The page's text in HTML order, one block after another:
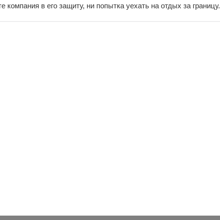
компания в его защиту, ни попытка уехать на отдых за границу.